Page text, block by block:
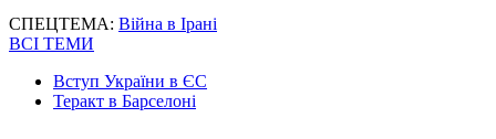
СПЕЦТЕМА: Війна в Ірані
ВСІ ТЕМИ
Вступ України в ЄС
Теракт в Барселоні